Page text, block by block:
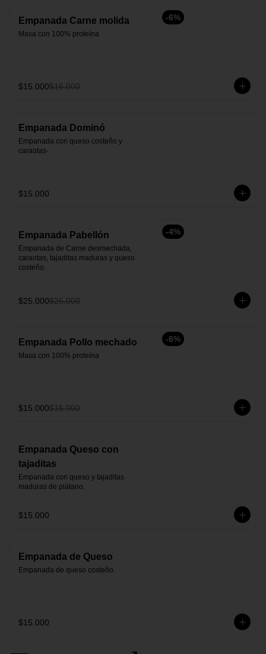
-6%
Empanada Carne molida
Masa con 100% proteína
$15.000$16.000
Empanada Dominó
Empanada con queso costeño y
caraotas-
$15.000
-4%
Empanada Pabellón
Empanada de Carne desmechada,
caraotas, tajaditas maduras y queso
costeño.
$25.000$26.000
-6%
Empanada Pollo mechado
Masa con 100% proteína
$15.000$16.000
Empanada Queso con
tajaditas
Empanada con queso y tajaditas
maduras de plátano.
$15.000
Empanada de Queso
Empanada de queso costeño.
$15.000